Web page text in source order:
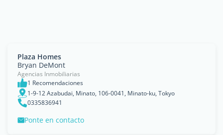
Plaza Homes
Bryan DeMont
Agencias Inmobiliarias
1 Recomendaciones
1-9-12 Azabudai, Minato, 106-0041, Minato-ku, Tokyo
0335836941
Ponte en contacto